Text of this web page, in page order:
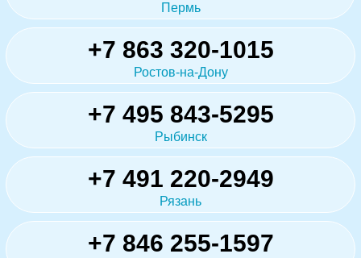
Пермь
+7 863 320-1015
Ростов-на-Дону
+7 495 843-5295
Рыбинск
+7 491 220-2949
Рязань
+7 846 255-1597